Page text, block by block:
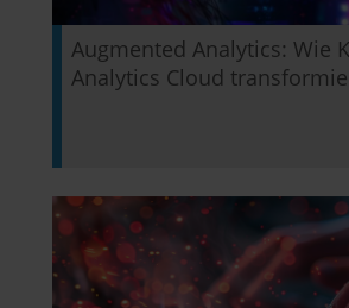
Augmented Analytics: Wie
Analytics Cloud